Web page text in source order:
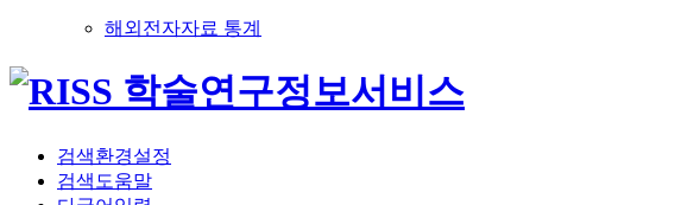
해외전자자료 통계
검색환경설정
검색도움말